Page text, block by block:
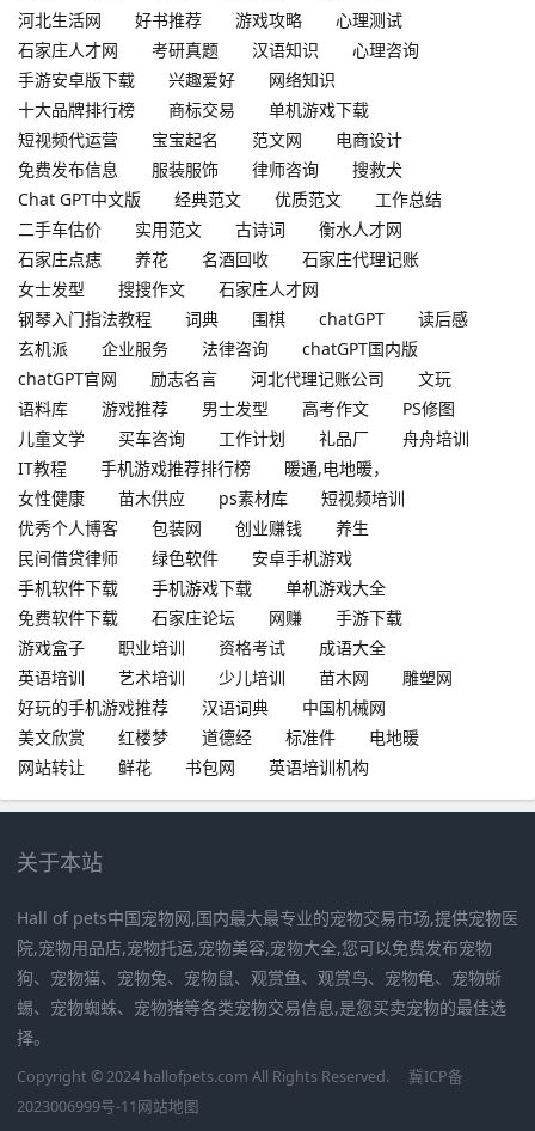
河北生活网
好书推荐 游戏攻略
心理测试
石家庄人才网
考研真题 汉语知识
心理咨询
手游安卓版下载
兴趣爱好
网络知识
十大品牌排行榜
商标交易
单机游戏下载
短视频代运营
宝宝起名 范文网
电商设计
免费发布信息
服装服饰 律师咨询
搜救犬
Chat GPT中文版
经典范文 优质范文
工作总结
二手车估价
实用范文 古诗词
衡水人才网
石家庄点痣
养花 名酒回收
石家庄代理记账
女士发型
搜搜作文
石家庄人才网
钢琴入门指法教程
词典 围棋 chatGPT
读后感
玄机派
企业服务 法律咨询
chatGPT国内版
chatGPT官网
励志名言 河北代理记账公司
文玩
语料库
游戏推荐 男士发型 高考作文
PS修图
儿童文学
买车咨询 工作计划 礼品厂
舟舟培训
IT教程
手机游戏推荐排行榜
暖通,电地暖，
女性健康
苗木供应 ps素材库
短视频培训
优秀个人博客
包装网 创业赚钱
养生
民间借贷律师
绿色软件
安卓手机游戏
手机软件下载
手机游戏下载
单机游戏大全
免费软件下载
石家庄论坛 网赚
手游下载
游戏盒子
职业培训 资格考试
成语大全
英语培训
艺术培训 少儿培训 苗木网
雕塑网
好玩的手机游戏推荐
汉语词典
中国机械网
美文欣赏
红楼梦 道德经 标准件
电地暖
网站转让
鲜花 书包网 英语培训机构
关于本站
Hall of pets中国宠物网,国内最大最专业的宠物交易市场,提供宠物医
院,宠物用品店,宠物托运,宠物美容,宠物大全,您可以免费发布宠物
狗、宠物猫、宠物兔、宠物鼠、观赏鱼、观赏鸟、宠物龟、宠物蜥
蜴、宠物蜘蛛、宠物猪等各类宠物交易信息,是您买卖宠物的最佳选
择。
Copyright © 2024 hallofpets.com All Rights Reserved.
冀ICP备
2023006999号-11网站地图